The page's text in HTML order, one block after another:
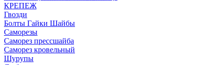
КРЕПЕЖ
Гвозди
Болты Гайки Шайбы
Саморезы
Саморез прессшайба
Саморез кровельный
Шурупы